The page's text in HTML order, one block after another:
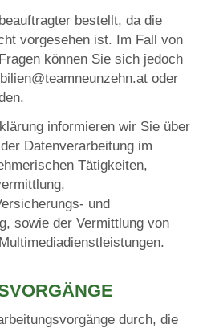
bestellt, da die
vorgesehen ist. Im Fall von
können Sie sich jedoch
oder
informieren wir Sie über
Datenverarbeitung im
Tätigkeiten,
und
sowie der Vermittlung von
durch, die